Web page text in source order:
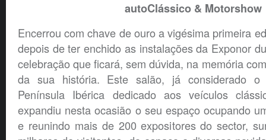
autoClássico & Motorshow
Encerrou com chave de ouro a vigésima primeira
depois de ter enchido as instalações da Exponor
celebração que ficará, sem dúvida, na memória
da sua história. Este salão, já considerado o
Península Ibérica dedicado aos veículos
expandiu nesta ocasião o seu espaço ocupando
e reunindo mais de 200 expositores do sector,